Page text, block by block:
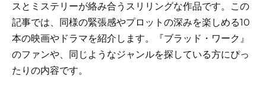
スとミステリーが絡み合うスリリングな作品です。この
記事では、同様の緊張感やプロットの深みを楽しめる10
本の映画やドラマを紹介します。『ブラッド・ワーク』
のファンや、同じようなジャンルを探している方にぴっ
たりの内容です。